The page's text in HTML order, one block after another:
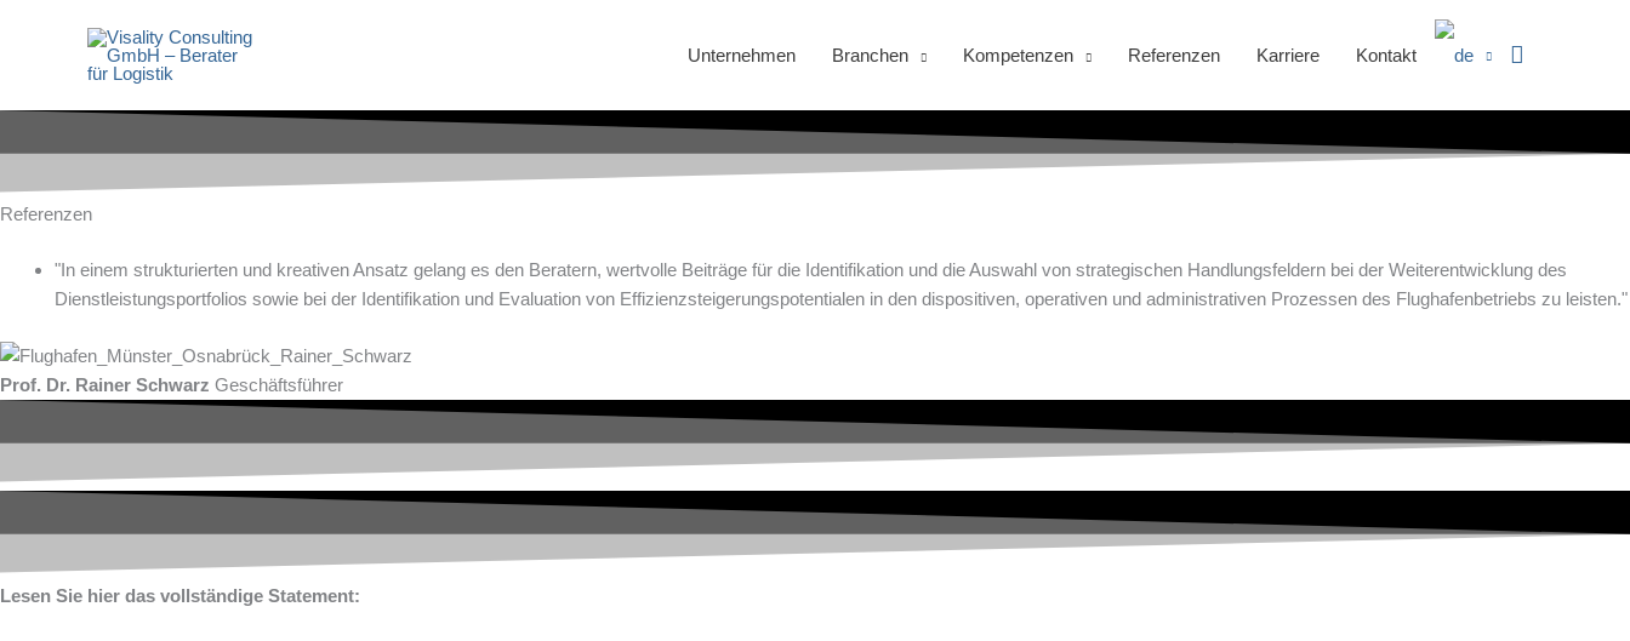
Unternehmen Branchen Kompetenzen Referenzen Karriere Kontakt Suchen
Referenzen
"In einem strukturierten und kreativen Ansatz gelang es den Beratern, wertvolle Beiträge für die Identifikation und die Auswahl von strategischen Handlungsfeldern bei der Weiterentwicklung des
Dienstleistungsportfolios sowie bei der Identifikation und Evaluation von Effizienzsteigerungspotentialen in den dispositiven, operativen und administrativen Prozessen des Flughafenbetriebs zu leisten."
Prof. Dr. Rainer Schwarz Geschäftsführer
Lesen Sie hier das vollständige Statement: